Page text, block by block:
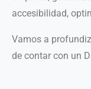
accesibilidad,
Vamos a
de contar con un